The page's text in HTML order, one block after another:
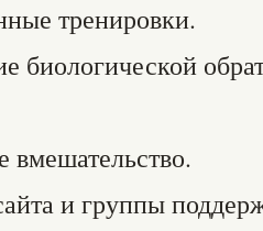
тренировки.
биологической
вмешательство.
и группы